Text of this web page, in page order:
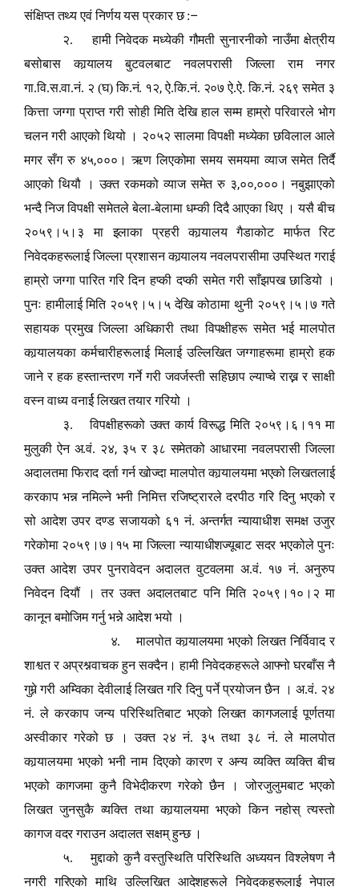
संक्षिप्त तथ्य एवं निर्णय यस प्रकार छ :–
२. हामी निवेदक मध्येकी गौमती सुनारनीको नाउँमा क्षेत्रीय
बसोबास कार्‍यालयबुटवलबाट नवलपरासी जिल्ला राम नगर
गा.वि.स.वा.नं. २ (घ) कि.नं. १२,ऐ.कि.नं. २०७ ऐ.ऐ. कि.नं. २६९ समेत ३
कित्ता जग्गा प्राप्त गरी सोही मिति देखि हाल सम्म हाम्रो परिवारले भोग
चलन गरी आएको थियो । २०५२ सालमा विपक्षी मध्येका छविलाल आले
मगर सँग रु ४५,०००। ऋण लिएकोमा समय समयमा व्याज समेत तिर्दै
आएको थियौ । उक्त रकमको व्याज समेत रु ३,००,०००। नबुझाएको
भन्दै निज विपक्षी समेतलेबेला-बेलामा धम्की दिदै आएका थिए । यसै बीच
२०५९।५।३ मा इलाका प्रहरी कार्‍यालय गैडाकोट मार्फत रिट
निवेदकहरूलाई जिल्ला प्रशासन कार्‍यालय नवलपरासीमा उपस्थित गराई
हाम्रो जग्गा पारित गरि दिन हप्की दप्की समेत गरी साँझपख छाडियो ।
पुनः हामीलाई मिति २०५९।५।५ देखि कोठामा थुनी २०५९।५।७ गते
सहायक प्रमुख जिल्ला अधिकारी तथा विपक्षीहरू समेत भई मालपोत
कार्‍यालयका कर्मचारीहरूलाई मिलाई उल्लिखित जग्गाहरूमा हाम्रो हक
जाने र हक हस्तान्तरण गर्ने गरी जवर्जस्ती सहिछाप ल्याप्चे राख्न र साक्षी
वस्न वाध्य वनार्ई लिखत तयार गरियो ।
३. विपक्षीहरूको उक्त कार्य विरूद्ध मिति २०५९।६।११ मा
मुलुकी ऐन अ.वं. २४, ३५ र ३८ समेतको आधारमा नवलपरासी जिल्ला
अदालतमा फिराद दर्ता गर्न खोज्दा मालपोत कार्‍यालयमा भएको लिखतलाई
करकाप भन्न नमिल्ने भनी निमित्त रजिष्ट्रारले दरपीठ गरि दिनु भएको र
सो आदेश उपर दण्ड सजायको ६१ नं. अन्तर्गत न्यायाधीश समक्ष उजुर
गरेकोमा २०५९।७।१५ मा जिल्ला न्यायाधीशज्यूबाट सदर भएकोले पुनः
उक्त आदेश उपर पुनरावेदन अदालत वुटवलमा अ.वं. १७ नं. अनुरुप
निवेदन दियौं । तर उक्त अदालतबाट पनि मिति २०५९।१०।२ मा
कानून बमोजिम गर्नु भन्ने आदेश भयो ।
४. मालपोत कार्‍यालयमा भएको लिखत निर्विवाद र
शाश्वत र अप्रश्नवाचक हुन सक्दैन। हामी निवेदकहरूले आफ्नो घरबाँस नै
गुम्ने गरी अम्विका देवीलाई लिखत गरि दिनु पर्ने प्रयोजन छैन । अ.वं. २४
नं. ले करकाप जन्य परिस्थितिबाट भएको लिखत कागजलाई पूर्णतया
अस्वीकार गरेको छ । उक्त २४ नं. ३५ तथा ३८ नं. ले मालपोत
कार्‍यालयमा भएको भनी नाम दिएको कारण र अन्य व्यक्ति व्यक्ति बीच
भएको कागजमा कुनै विभेदीकरण गरेको छैन । जोरजुलुमबाट भएको
लिखत जुनसुकै व्यक्ति तथा कार्‍यालयमा भएको किन नहोस् त्यस्तो
कागज वदर गराउन अदालत सक्षम् हुन्छ ।
५. मुद्दाको कुनै वस्तुस्थिति परिस्थिति अध्ययन विश्लेषण नै
नगरी गरिएको माथि उल्लिखित आदेशहरूले निवेदकहरूलाई नेपाल